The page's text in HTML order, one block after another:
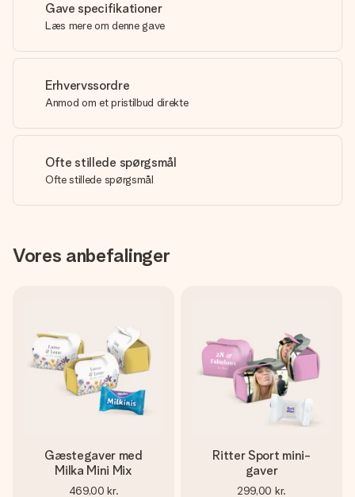
Gave specifikationer
Læs mere om denne gave
Erhvervssordre
Anmod om et pristilbud direkte
Ofte stillede spørgsmål
Ofte stillede spørgsmål
Vores anbefalinger
Gæstegaver med
Milka Mini Mix
469,00 kr.
Ritter Sport mini-
gaver
299,00 kr.